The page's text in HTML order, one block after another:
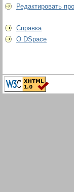
Редактировать
Справка
О DSpace